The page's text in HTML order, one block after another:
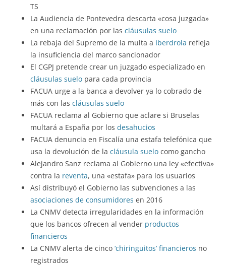
TS
La Audiencia de Pontevedra descarta «cosa juzgada»
en una reclamación por las cláusulas suelo
La rebaja del Supremo de la multa a Iberdrola refleja
la insuficiencia del marco sancionador
El CGPJ pretende crear un juzgado especializado en
cláusulas suelo para cada provincia
FACUA urge a la banca a devolver ya lo cobrado de
más con las cláusulas suelo
FACUA reclama al Gobierno que aclare si Bruselas
multará a España por los desahucios
FACUA denuncia en Fiscalía una estafa telefónica que
usa la devolución de la cláusula suelo como gancho
Alejandro Sanz reclama al Gobierno una ley «efectiva»
contra la reventa, una «estafa» para los usuarios
Así distribuyó el Gobierno las subvenciones a las
asociaciones de consumidores en 2016
La CNMV detecta irregularidades en la información
que los bancos ofrecen al vender productos
financieros
La CNMV alerta de cinco ‘chiringuitos’ financieros no
registrados